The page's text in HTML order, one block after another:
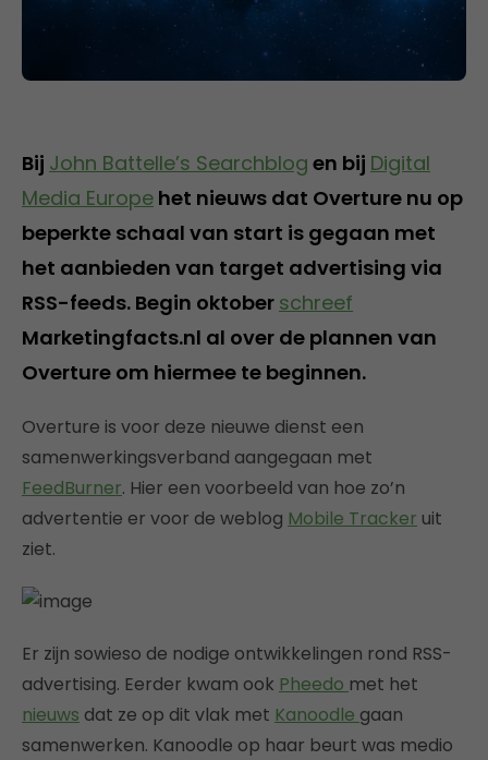
Bij John Battelle’s Searchblog en bij Digital
Media Europe het nieuws dat Overture nu op
beperkte schaal van start is gegaan met
het aanbieden van target advertising via
RSS-feeds. Begin oktober schreef
Marketingfacts.nl al over de plannen van
Overture om hiermee te beginnen.
Overture is voor deze nieuwe dienst een
samenwerkingsverband aangegaan met
FeedBurner. Hier een voorbeeld van hoe zo’n
advertentie er voor de weblog Mobile Tracker uit
ziet.
Er zijn sowieso de nodige ontwikkelingen rond RSS-
advertising. Eerder kwam ook Pheedo met het
nieuws dat ze op dit vlak met Kanoodle gaan
samenwerken. Kanoodle op haar beurt was medio